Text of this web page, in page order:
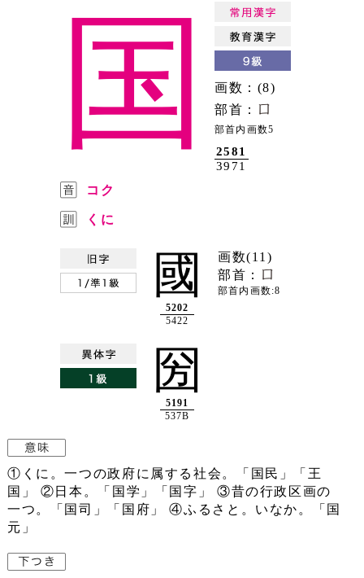
国
画数：(8)
部首：
部首内画数5
2581
3971
コク
くに
國
5202
5422
画数(11)
部首：
部首内画数:8
圀
5191
537B
①くに。一つの政府に属する社会。「国民」「王
国」 ②日本。「国学」「国字」 ③昔の行政区画の
一つ。「国司」「国府」 ④ふるさと。いなか。「国
元」